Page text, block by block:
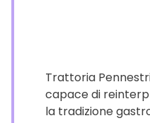
Trattoria
capace di
la tradizione